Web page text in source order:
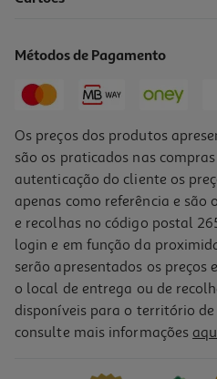
-40%
Protetor Solar Para Crianças Spray
Métodos de Pagamento
Os preços dos produtos
são os praticados nas
autenticação do cliente os
apenas como referência e
e recolhas no código postal
login e em função da
serão apresentados os preços
o local de entrega ou de
disponíveis para o território
consulte mais informações